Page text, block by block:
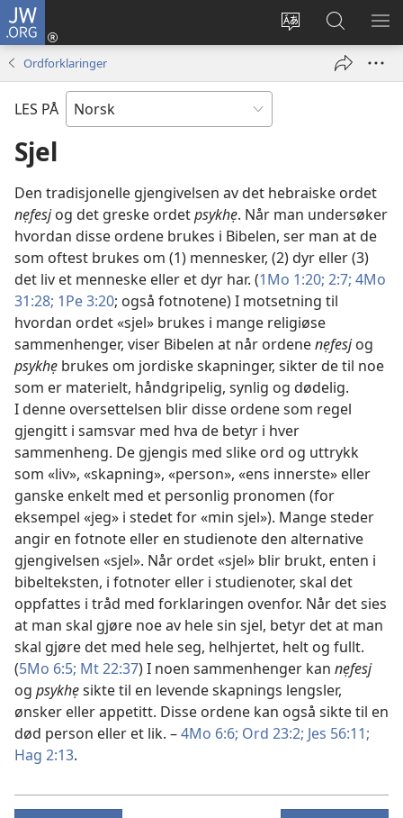
JW.ORG
Endre
Logg
inn
vindu)
Søk
på
JW.ORG
VIS
Ordforklaringer
LES PÅ
Sjel
Den tradisjonelle gjengivelsen av det hebraiske ordet
nẹfesjog det greske ordetpsykhẹ. Når man undersøker
hvordan disse ordene brukes i Bibelen, ser man at de
som oftest brukes om (1) mennesker, (2) dyr eller (3)
det liv et menneske eller et dyr har. (1Mo 1:20; 2:7; 4Mo
31:28; 1Pe 3:20; også fotnotene) I motsetning til
hvordan ordet «sjel» brukes i mange religiøse
sammenhenger, viser Bibelen at når ordenenẹfesjog
psykhẹ brukes om jordiske skapninger, sikter de til noe
som er materielt, håndgripelig, synlig og dødelig.
I denne oversettelsen blir disse ordene som regel
gjengitt i samsvar med hva de betyr i hver
sammenheng. De gjengis med slike ord og uttrykk
som «liv», «skapning», «person», «ens innerste» eller
ganske enkelt med et personlig pronomen (for
eksempel «jeg» i stedet for «min sjel»). Mange steder
angir en fotnote eller en studienote den alternative
gjengivelsen «sjel». Når ordet «sjel» blir brukt, enten i
bibelteksten, i fotnoter eller i studienoter, skal det
oppfattes i tråd med forklaringen ovenfor. Når det sies
at man skal gjøre noe av hele sin sjel, betyr det at man
skal gjøre det med hele seg, helhjertet, helt og fullt.
(5Mo 6:5; Mt 22:37) I noen sammenhenger kan nẹfesj
og psykhẹsikte til en levende skapnings lengsler,
ønsker eller appetitt. Disse ordene kan også sikte til en
død person eller et lik. –4Mo 6:6; Ord 23:2; Jes 56:11;
Hag 2:13.